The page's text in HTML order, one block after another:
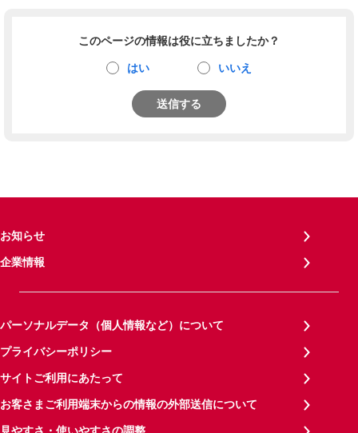
このページの情報は役に立ちましたか？
はい いいえ
送信する
お知らせ
企業情報
パーソナルデータ（個人情報など）について
プライバシーポリシー
サイトご利用にあたって
お客さまご利用端末からの情報の外部送信について